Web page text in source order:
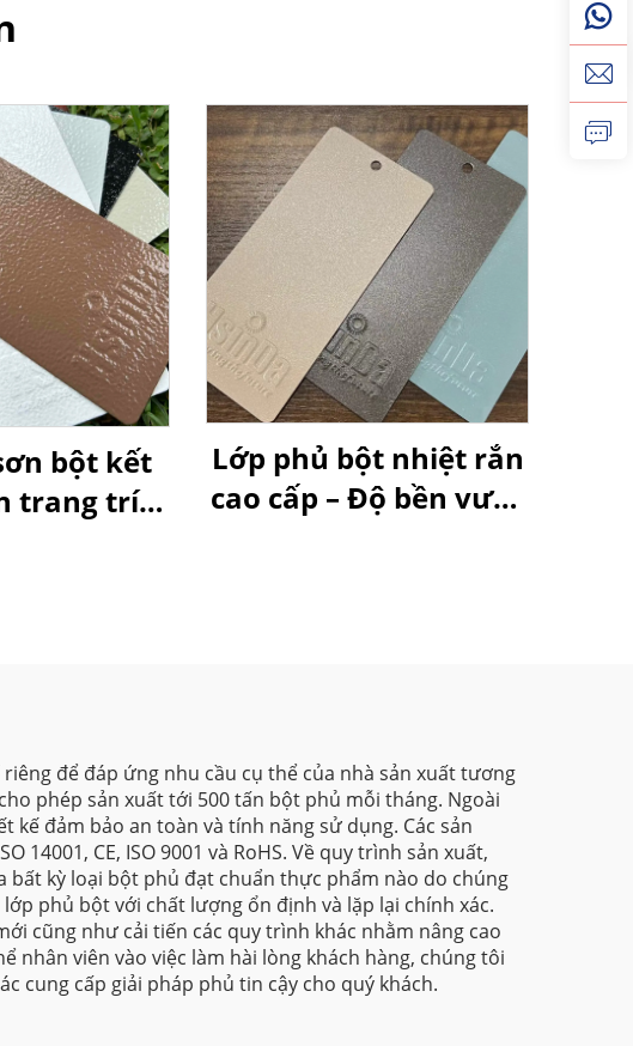
bột kết
trang trí
Lớp phủ bột nhiệt rắn
cao cấp – Độ bền vượt
để đáp ứng nhu cầu cụ thể của nhà sản xuất tương
phép sản xuất tới 500 tấn bột phủ mỗi tháng. Ngoài
đảm bảo an toàn và tính năng sử dụng. Các sản
CE, ISO 9001 và RoHS. Về quy trình sản xuất,
kỳ loại bột phủ đạt chuẩn thực phẩm nào do chúng
phủ bột với chất lượng ổn định và lặp lại chính xác.
cũng như cải tiến các quy trình khác nhằm nâng cao
viên vào việc làm hài lòng khách hàng, chúng tôi
cung cấp giải pháp phủ tin cậy cho quý khách.